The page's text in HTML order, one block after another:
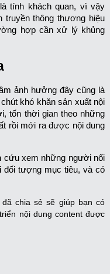
tính khách quan, vì vậy
thông thương hiệu
hợp cần xử lý khủng
ảnh hưởng đây cũng là
khó khăn sản xuất nội
tốn thời gian theo những
rồi mới ra được nội dung
cứu xem những người nổi
đối tượng mục tiêu, và có
chia sẻ sẽ giúp bạn có
nội dung content được